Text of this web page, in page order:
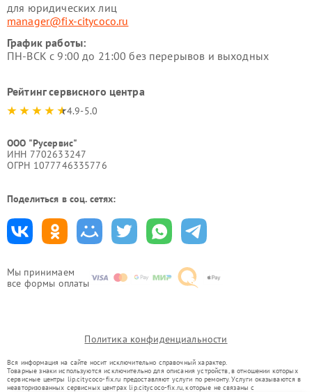
Мы принимаем
все формы оплаты
для юридических лиц
manager@fix-citycoco.ru
График работы:
ПН-ВСК с 9:00 до 21:00 без перерывов и выходных
Рейтинг сервисного центра
4.9-5.0
ООО "Русервис"
ИНН 7702633247
ОГРН 1077746335776
Поделиться в соц. сетях:
Политика конфиденциальности
Вся информация на сайте носит исключительно справочный характер.
Товарные знаки используются исключительно для описания устройств, в отношении которых
сервисные центры lip.citycoco-fix.ru предоставляют услуги по ремонту. Услуги оказываются в
неавторизованных сервисных центрах lip.citycoco-fix.ru, которые не связаны с